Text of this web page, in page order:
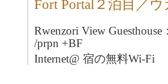
Fort Portal２泊目／
Rwenzori View
/prpn +BF
Internet@ 宿の無料Wi-Fi